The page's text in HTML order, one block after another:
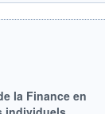
la Finance en